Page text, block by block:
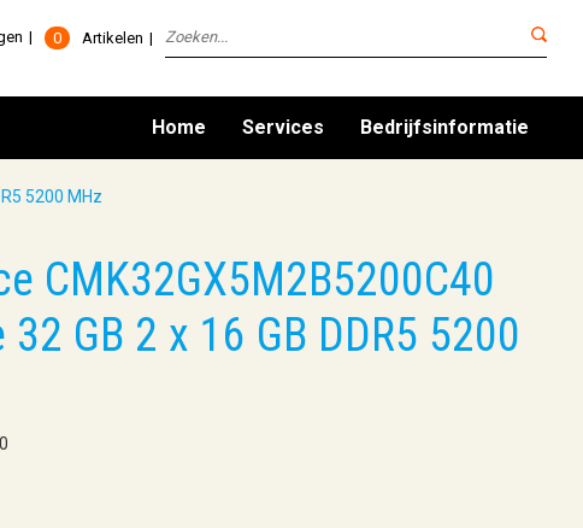
0 Artikelen
Home Services Bedrijfsinformatie
5200 MHz
CMK32GX5M2B5200C40
GB 2 x 16 GB DDR5 5200